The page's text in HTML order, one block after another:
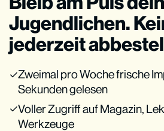
Jugendlichen.
jederzeit
Zweimal pro Woche frische
Sekunden gelesen
Voller Zugriff auf Magazin,
Werkzeuge